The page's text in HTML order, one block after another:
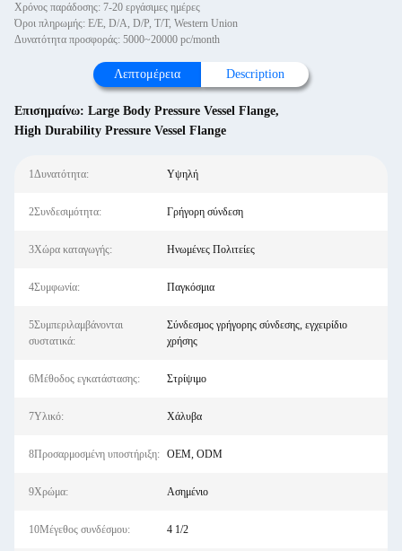
Χρόνος παράδοσης: 7-20 εργάσιμες ημέρες
Όροι πληρωμής: Ε/Ε, D/A, D/P, T/T, Western Union
Δυνατότητα προσφοράς: 5000~20000 pc/month
Λεπτομέρεια Description
Επισημαίνω: Large Body Pressure Vessel Flange,
High Durability Pressure Vessel Flange
1Δυνατότητα: Υψηλή
2Συνδεσιμότητα: Γρήγορη σύνδεση
3Χώρα καταγωγής: Ηνωμένες Πολιτείες
4Συμφωνία: Παγκόσμια
5Συμπεριλαμβάνονται
συστατικά:
Σύνδεσμος γρήγορης σύνδεσης, εγχειρίδιο
χρήσης
6Μέθοδος εγκατάστασης: Στρίψιμο
7Υλικό: Χάλυβα
8Προσαρμοσμένη υποστήριξη: OEM, ODM
9Χρώμα: Ασημένιο
10Μέγεθος συνδέσμου: 4 1/2